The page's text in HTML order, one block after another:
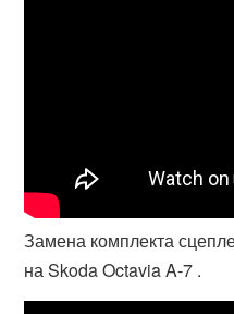
Замена комплекта
на Skoda Octavia A-7 .